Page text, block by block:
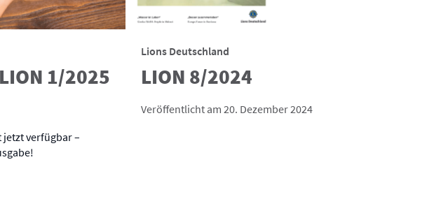
1/2025
jetzt verfügbar –
Lions Deutschland
LION 8/2024
Veröffentlicht am 20. Dezember 2024